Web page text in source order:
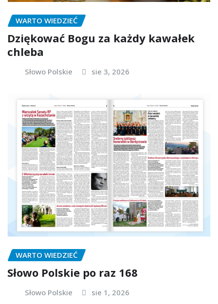
WARTO WIEDZIEĆ
Dziękować Bogu za każdy kawałek
chleba
Słowo Polskie sie 3, 2026
WARTO WIEDZIEĆ
Słowo Polskie po raz 168
Słowo Polskie sie 1, 2026